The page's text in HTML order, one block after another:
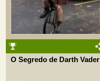
O Segredo de Darth Vader